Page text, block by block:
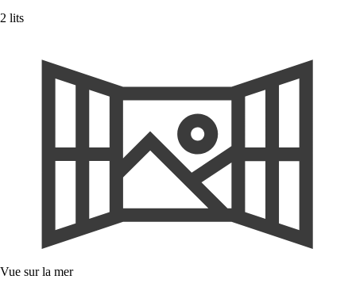
2 lits
Vue sur la mer